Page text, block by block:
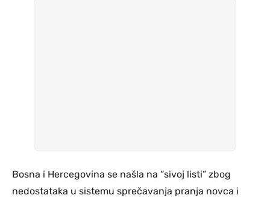
Bosna i Hercegovina se našla na “sivoj listi” zbog
nedostataka u sistemu sprečavanja pranja novca i